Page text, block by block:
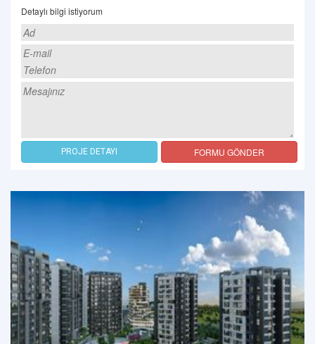
Detaylı bilgi istiyorum
PROJE DETAYI FORMU GÖNDER